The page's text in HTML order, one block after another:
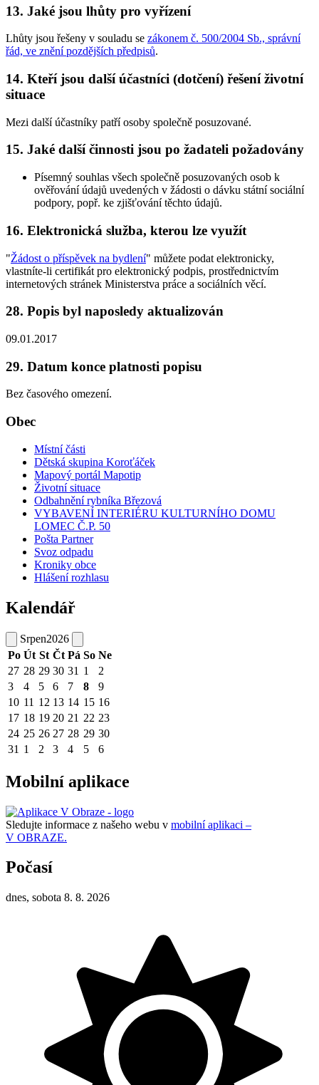
13. Jaké jsou lhůty pro vyřízení
Lhůty jsou řešeny v souladu se zákonem č. 500/2004 Sb., správní
řád, ve znění pozdějších předpisů.
14. Kteří jsou další účastníci (dotčení) řešení životní
situace
Mezi další účastníky patří osoby společně posuzované.
15. Jaké další činnosti jsou po žadateli požadovány
Písemný souhlas všech společně posuzovaných osob k
ověřování údajů uvedených v žádosti o dávku státní sociální
podpory, popř. ke zjišťování těchto údajů.
16. Elektronická služba, kterou lze využít
"Žádost o příspěvek na bydlení" můžete podat elektronicky,
vlastníte-li certifikát pro elektronický podpis, prostřednictvím
internetových stránek Ministerstva práce a sociálních věcí.
28. Popis byl naposledy aktualizován
09.01.2017
29. Datum konce platnosti popisu
Bez časového omezení.
Obec
Místní části
Dětská skupina Koroťáček
Mapový portál Mapotip
Životní situace
Odbahnění rybníka Březová
VYBAVENÍ INTERIÉRU KULTURNÍHO DOMU
LOMEC Č.P. 50
Pošta Partner
Svoz odpadu
Kroniky obce
Hlášení rozhlasu
Kalendář
Srpen2026
Po Út St Čt Pá So Ne
27 28 29 30 31 1
2
3
4 5 6 7 8
9
10 11 12 13 14 15 16
17 18 19 20 21 22 23
24 25 26 27 28 29 30
31 1 2 3 4 5 6
Mobilní aplikace
Sledujte informace z našeho webu v mobilní aplikaci –
V OBRAZE.
Počasí
dnes, sobota 8. 8. 2026